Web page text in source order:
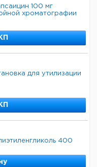
100 мг
хроматографии
для утилизации
400